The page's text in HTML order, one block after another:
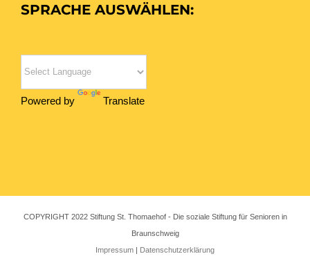
SPRACHE AUSWÄHLEN:
Powered by Translate
COPYRIGHT 2022 Stiftung St. Thomaehof - Die soziale Stiftung für Senioren in
Braunschweig
Impressum | Datenschutzerklärung